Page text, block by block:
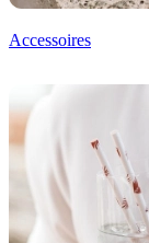
Accessoires